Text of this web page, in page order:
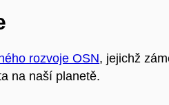
rozvoje OSN, jejichž
na naší planetě.